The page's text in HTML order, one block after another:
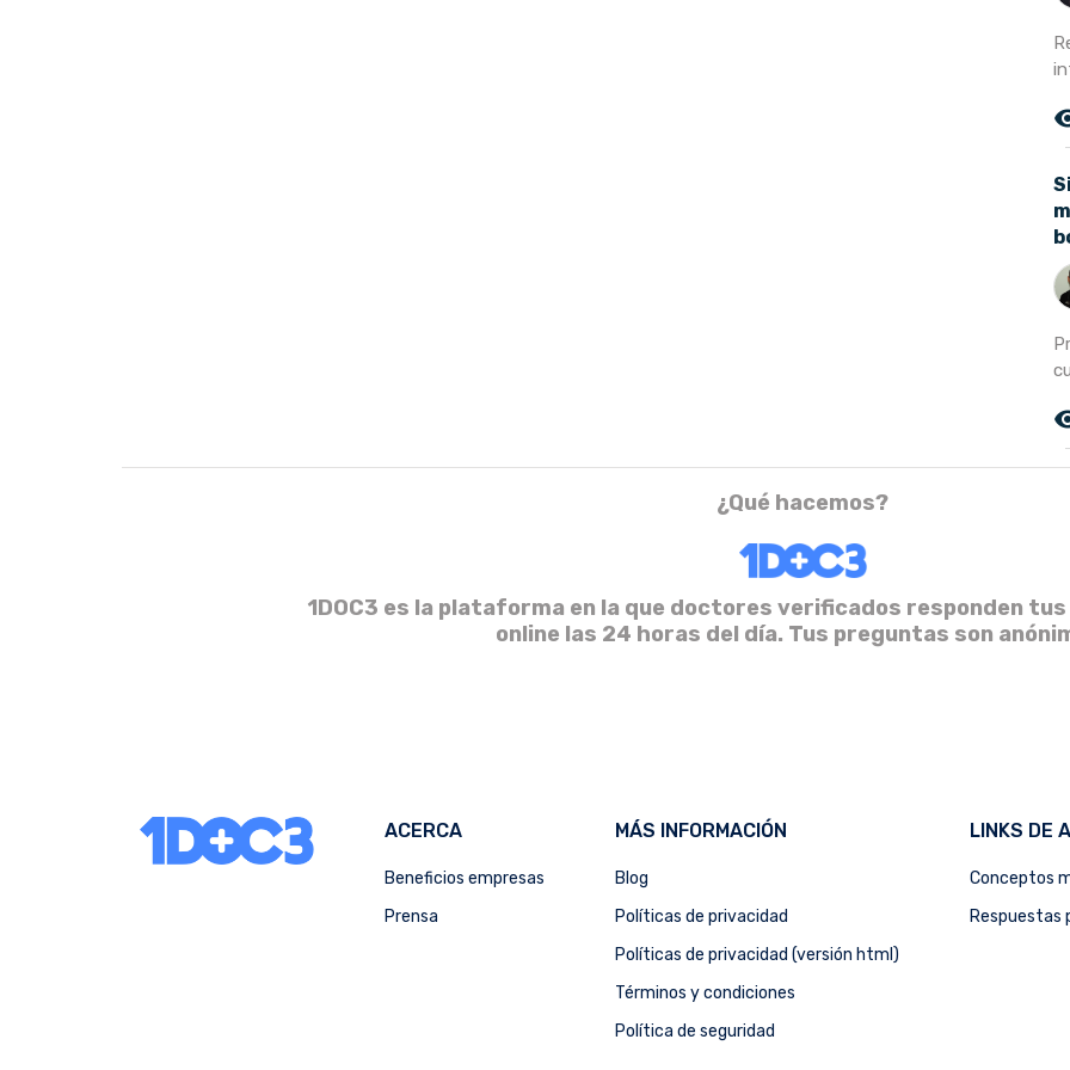
¿Qué hacemos?
1DOC3 es la plataforma en la que doctores verificados responden
online las 24 horas del día. Tus preguntas son
ACERCA
Beneficios empresas
Prensa
MÁS INFORMACIÓN
Blog
Políticas de privacidad
Políticas de privacidad (versión html)
Términos y condiciones
Política de seguridad
LINKS DE
Conceptos
Respuestas